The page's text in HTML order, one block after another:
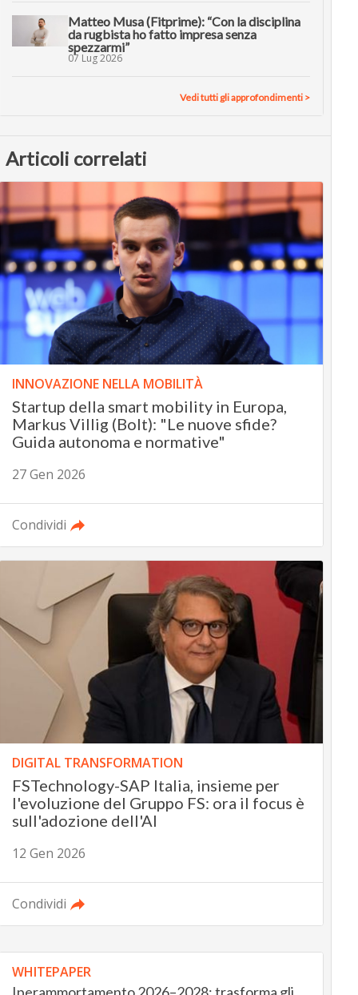
Matteo Musa (Fitprime): “Con la disciplina
da rugbista ho fatto impresa senza
spezzarmi”
07 Lug 2026
Vedi tutti gli approfondimenti >
Articoli correlati
INNOVAZIONE NELLA MOBILITÀ
Startup della smart mobility in Europa,
Markus Villig (Bolt): "Le nuove sfide?
Guida autonoma e normative"
27 Gen 2026
Condividi
DIGITAL TRANSFORMATION
FSTechnology-SAP Italia, insieme per
l'evoluzione del Gruppo FS: ora il focus è
sull'adozione dell'AI
12 Gen 2026
Condividi
WHITEPAPER